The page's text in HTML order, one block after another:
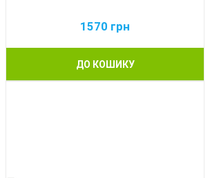
1570 грн
ДО КОШИКУ